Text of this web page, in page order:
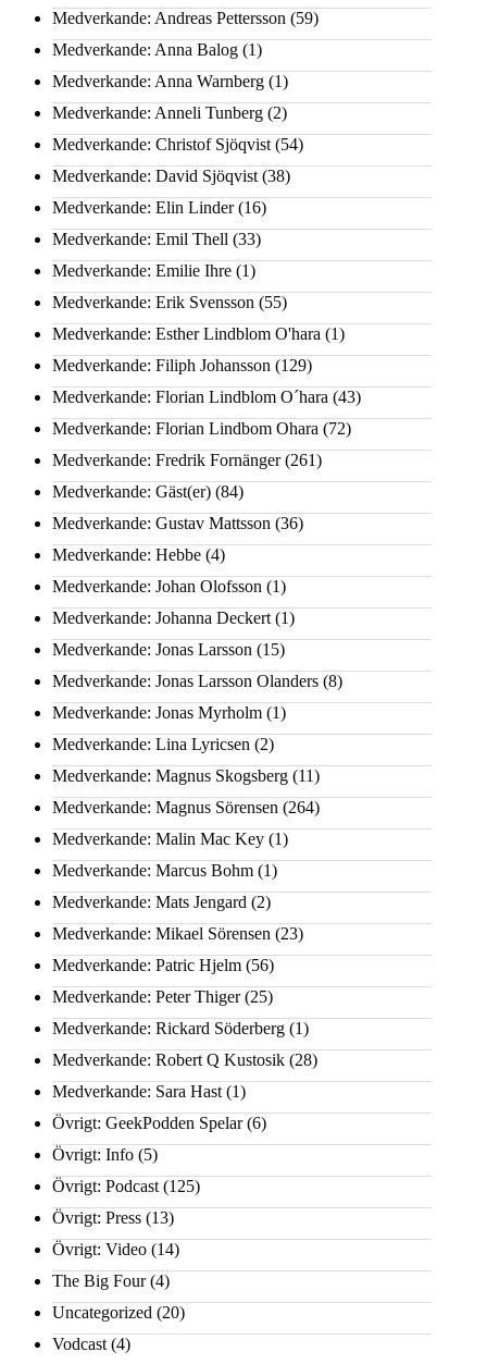
Medverkande: Andreas Pettersson (59)
Medverkande: Anna Balog (1)
Medverkande: Anna Warnberg (1)
Medverkande: Anneli Tunberg (2)
Medverkande: Christof Sjöqvist (54)
Medverkande: David Sjöqvist (38)
Medverkande: Elin Linder(16)
Medverkande: Emil Thell (33)
Medverkande: Emilie Ihre (1)
Medverkande: Erik Svensson (55)
Medverkande: Esther Lindblom O'hara (1)
Medverkande: Filiph Johansson (129)
Medverkande: Florian Lindblom O´hara (43)
Medverkande: Florian Lindbom Ohara (72)
Medverkande: Fredrik Fornänger(261)
Medverkande: Gäst(er) (84)
Medverkande: Gustav Mattsson (36)
Medverkande: Hebbe (4)
Medverkande: Johan Olofsson (1)
Medverkande: Johanna Deckert (1)
Medverkande: Jonas Larsson (15)
Medverkande: Jonas Larsson Olanders (8)
Medverkande: Jonas Myrholm (1)
Medverkande: Lina Lyricsen (2)
Medverkande: Magnus Skogsberg (11)
Medverkande: Magnus Sörensen (264)
Medverkande: Malin Mac Key (1)
Medverkande: Marcus Bohm (1)
Medverkande: Mats Jengard (2)
Medverkande: Mikael Sörensen (23)
Medverkande: Patric Hjelm (56)
Medverkande: Peter Thiger(25)
Medverkande: Rickard Söderberg (1)
Medverkande: Robert Q Kustosik (28)
Medverkande: Sara Hast (1)
Övrigt: GeekPodden Spelar(6)
Övrigt: Info (5)
Övrigt: Podcast (125)
Övrigt: Press (13)
Övrigt: Video (14)
The Big Four(4)
Uncategorized (20)
Vodcast (4)